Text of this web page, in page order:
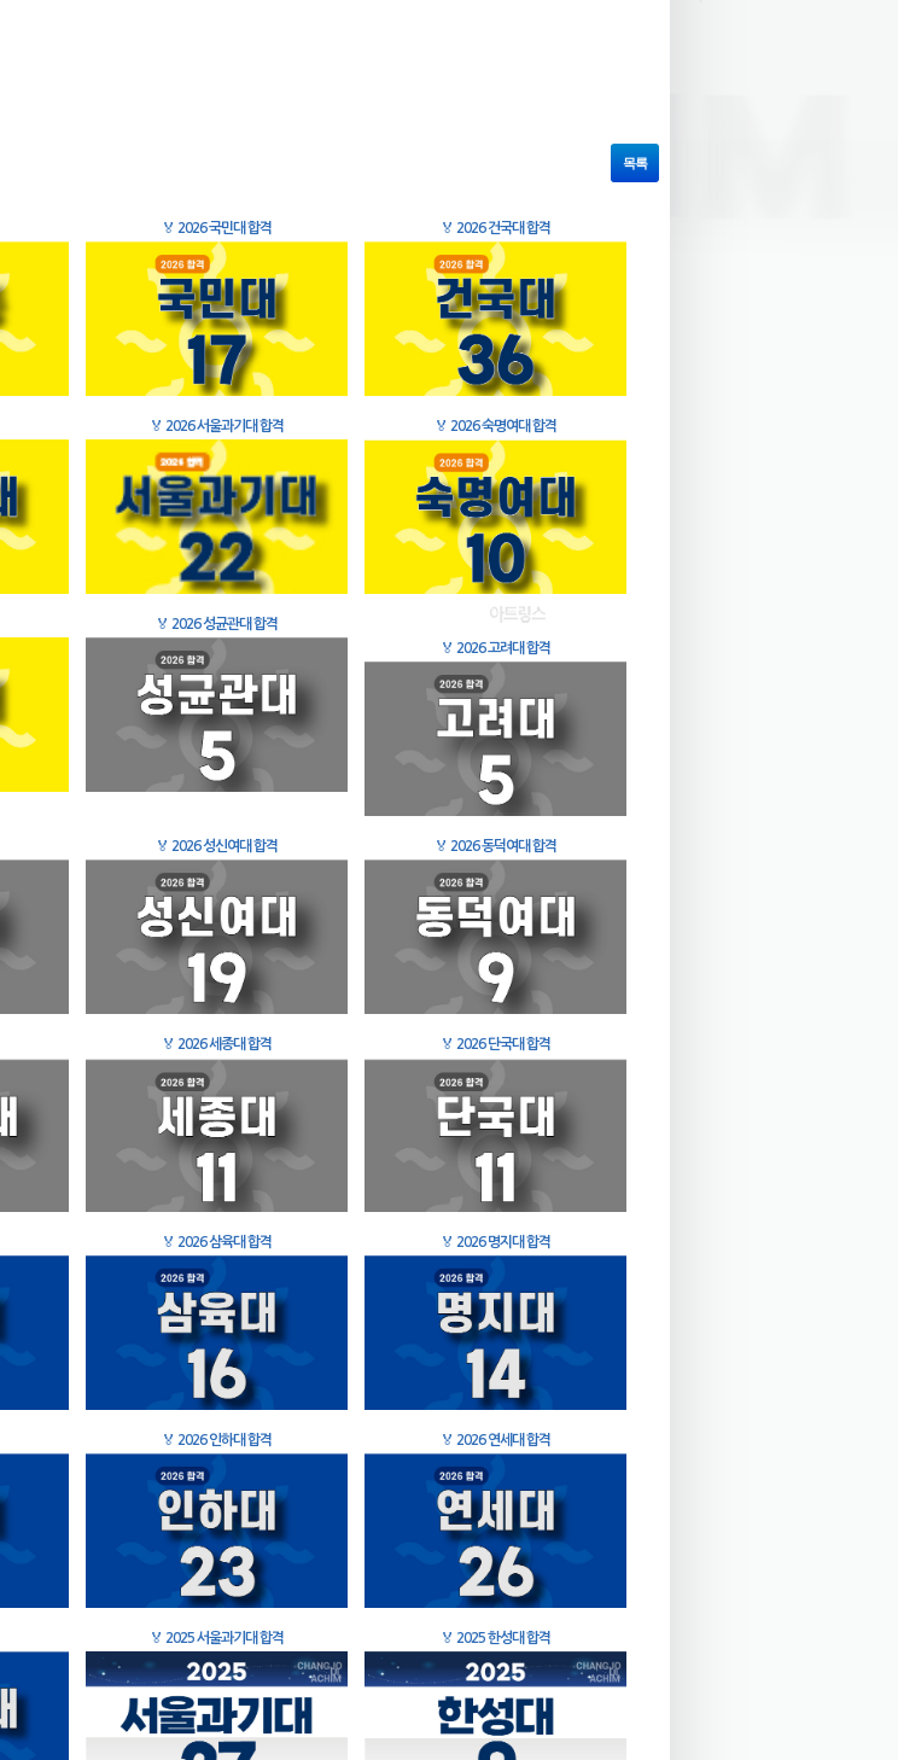
목록
🏅 2026 국민대 합격 🏅 2026 건국대 합격
🏅 2026 서울과기대 합격 🏅 2026 숙명여대 합격
🏅 2026 성균관대 합격
🏅 2026 고려대 합격
🏅 2026 성신여대 합격 🏅 2026 동덕여대 합격
🏅 2026 세종대 합격 🏅 2026 단국대 합격
🏅 2026 삼육대 합격 🏅 2026 명지대 합격
🏅 2026 인하대 합격 🏅 2026 연세대 합격
🏅 2025 서울과기대 합격 🏅 2025 한성대 합격